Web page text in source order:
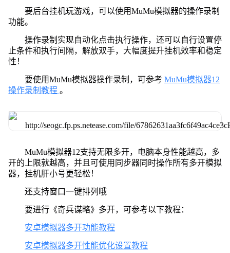
要后台挂机玩游戏，可以使用MuMu模拟器的操作录制
功能。
操作录制实现自动化点击执行操作，还可以自行设置停
止条件和执行间隔，解放双手，大幅度提升挂机效率和稳定
性！
要使用MuMu模拟器操作录制，可参考 MuMu模拟器12
操作录制教程 。
MuMu模拟器12支持无限多开，电脑本身性能越高，多
开的上限就越高，并且可使用同步器同时操作所有多开模拟
器，挂机肝小号更轻松！
还支持窗口一键排列哦
要进行《奇兵谋略》多开，可参考以下教程：
安卓模拟器多开功能教程
安卓模拟器多开性能优化设置教程